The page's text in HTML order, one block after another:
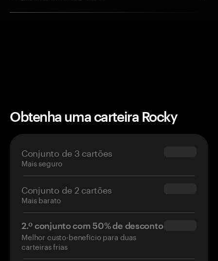
Obtenha uma carteira Rocky
Conjunto de 3 cartões
Mais seguro
$69.90
Conjunto de 2 cartões
Mais barato
$54.90
2.º conjunto com 50% de desconto
Melhor custo-benefício para duas
carteiras frias
$34.95